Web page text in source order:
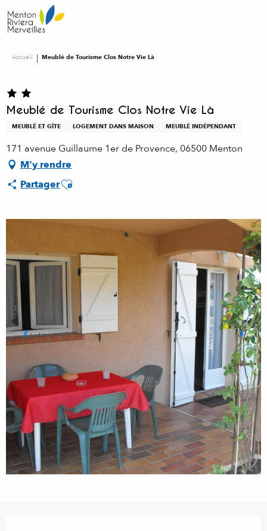
au
contenu
Accueil Meublé de Tourisme Clos Notre Vie Là
Meublé de Tourisme Clos Notre Vie Là
MEUBLÉ ET GÎTE LOGEMENT DANS MAISON MEUBLÉ INDÉPENDANT
171 avenue Guillaume 1er de Provence, 06500 Menton
M'y rendre
PartagerAjouter aux favoris